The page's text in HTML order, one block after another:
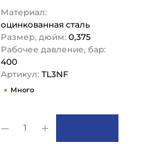
TITAN…
Материал:
оцинкованная сталь
Размер, дюйм: 0,375
Рабочее давление, бар:
400
Артикул: TL3NF
Много
1